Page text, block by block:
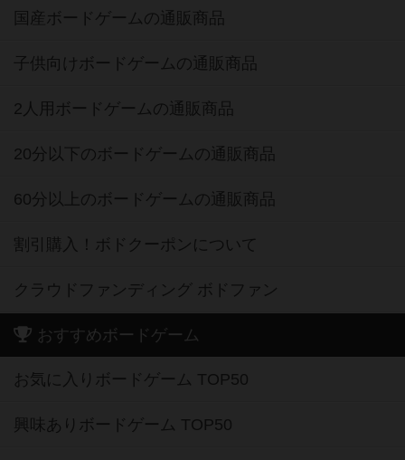
国産ボードゲームの通販商品
子供向けボードゲームの通販商品
2人用ボードゲームの通販商品
20分以下のボードゲームの通販商品
60分以上のボードゲームの通販商品
割引購入！ボドクーポンについて
クラウドファンディング ボドファン
おすすめボードゲーム
お気に入りボードゲーム TOP50
興味ありボードゲーム TOP50